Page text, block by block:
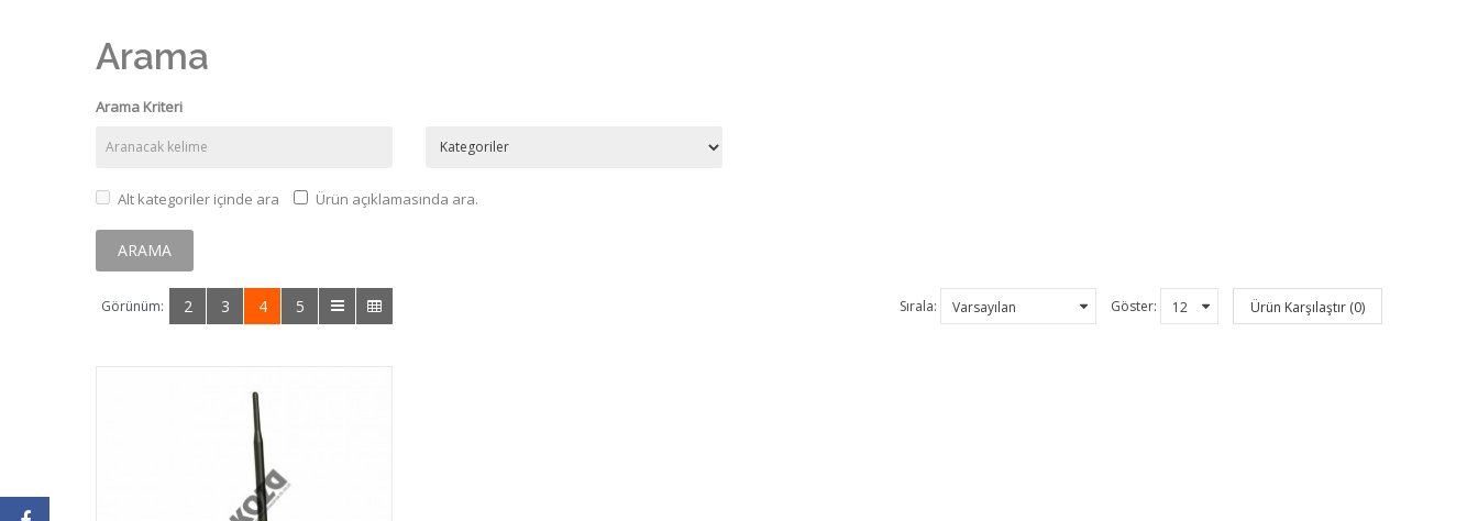
Arama
Arama Kriteri
Alt kategoriler içinde ara Ürün açıklamasında ara.
Görünüm: 2 3 4 5 Sırala: Göster: Ürün Karşılaştır (0)